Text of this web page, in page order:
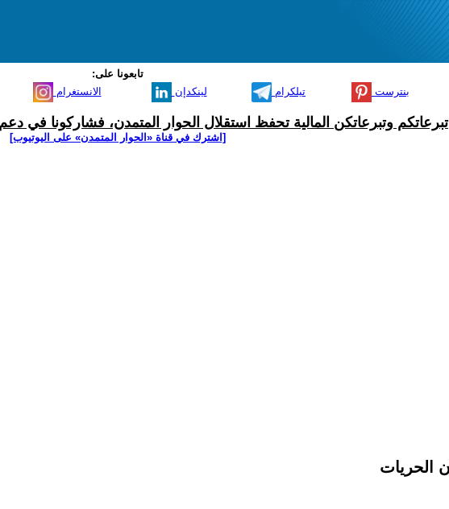
تابعونا على:
الانستغرام لينكدإن تيلكرام بنترست
تبرعاتكم وتبرعاتكن المالية تحفظ استقلال الحوار المتمدن، فشاركونا في
[اشترك في قناة ‫«الحوار المتمدن» على اليوتيوب]